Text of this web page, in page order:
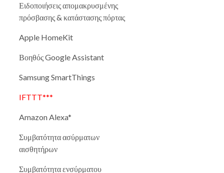
Ειδοποιήσεις απομακρυσμένης
πρόσβασης & κατάστασης πόρτας
Apple HomeKit
Βοηθός Google Assistant
Samsung SmartThings
IFTTT***
Amazon Alexa*
Συμβατότητα ασύρματων
αισθητήρων
Συμβατότητα ενσύρματου